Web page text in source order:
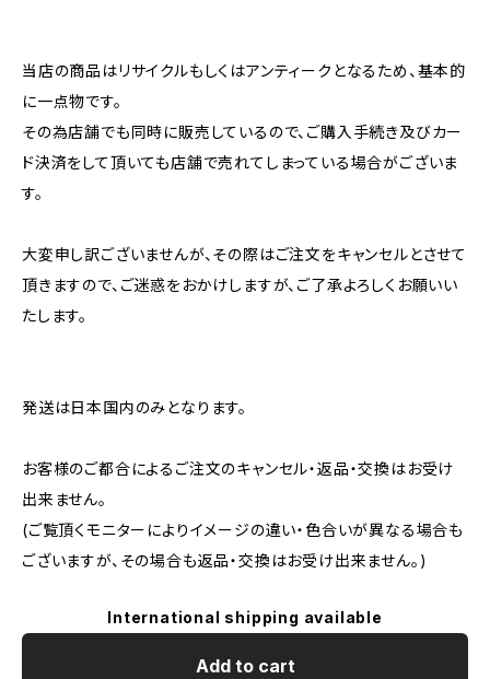
当店の商品はリサイクルもしくはアンティークとなるため、基本的
に一点物です。
その為店舗でも同時に販売しているので、ご購入手続き及びカー
ド決済をして頂いても店舗で売れてしまっている場合がございま
す。
大変申し訳ございませんが、その際はご注文をキャンセルとさせて
頂きますので、ご迷惑をおかけしますが、ご了承よろしくお願いい
たします。
発送は日本国内のみとなります。
お客様のご都合によるご注文のキャンセル・返品・交換はお受け
出来ません。
(ご覧頂くモニターによりイメージの違い・色合いが異なる場合も
ございますが、その場合も返品・交換はお受け出来ません。)
International shipping available
Add to cart